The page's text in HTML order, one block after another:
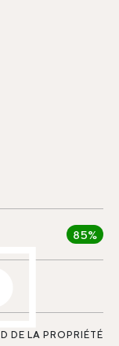
85%
DE LA PROPRIÉTÉ